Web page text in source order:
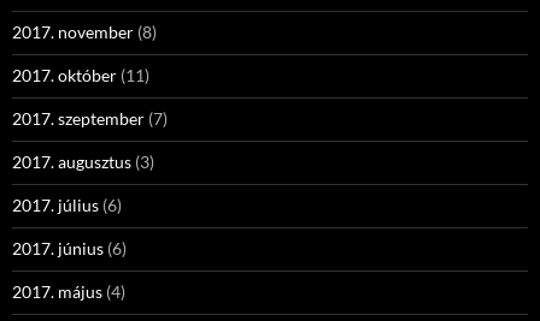
2017. november (8)
2017. október (11)
2017. szeptember (7)
2017. augusztus (3)
2017. július (6)
2017. június (6)
2017. május (4)